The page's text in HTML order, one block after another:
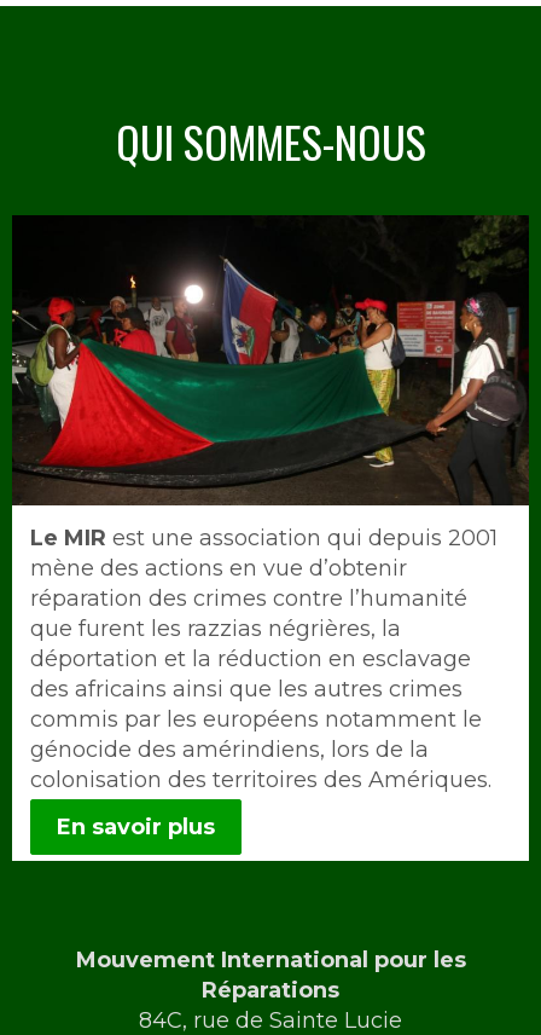
QUI SOMMES-NOUS
Intro
Le MIR est une association qui depuis 2001
mène des actions en vue d’obtenir
réparation des crimes contre l’humanité
que furent les razzias négrières, la
déportation et la réduction en esclavage
des africains ainsi que les autres crimes
commis par les européens notamment le
génocide des amérindiens, lors de la
colonisation des territoires des Amériques.
En savoir plus
Mouvement International pour les
Réparations
84C, rue de Sainte Lucie